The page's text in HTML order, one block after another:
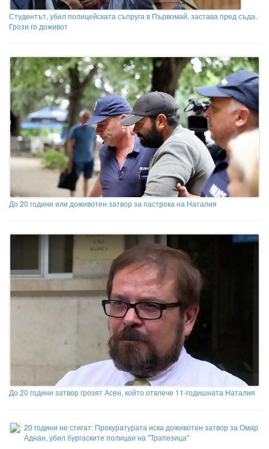
Студентът, убил полицейската съпруга в Първомай, застава пред съда.
Грози го доживот
До 20 години или доживотен затвор за пастрока на Наталия
До 20 години затвор грозят Асен, който отвлече 11-годишната Наталия
20 години не стигат: Прокуратурата иска доживотен затвор за Омар
Аднан, убил бургаските полицаи на "Трапезица"